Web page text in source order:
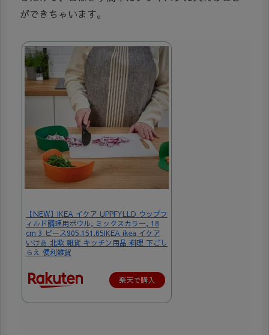
ができちゃいます。
【NEW】IKEA イケア UPPFYLLD ウップフ
ィルド調理用ボウル, ミックスカラー, 18
cm 3 ピース905.151.65IKEA ikea イケア
いけあ 北欧 雑貨 キッチン用品 料理 下ごし
らえ 便利雑貨
楽天で購入